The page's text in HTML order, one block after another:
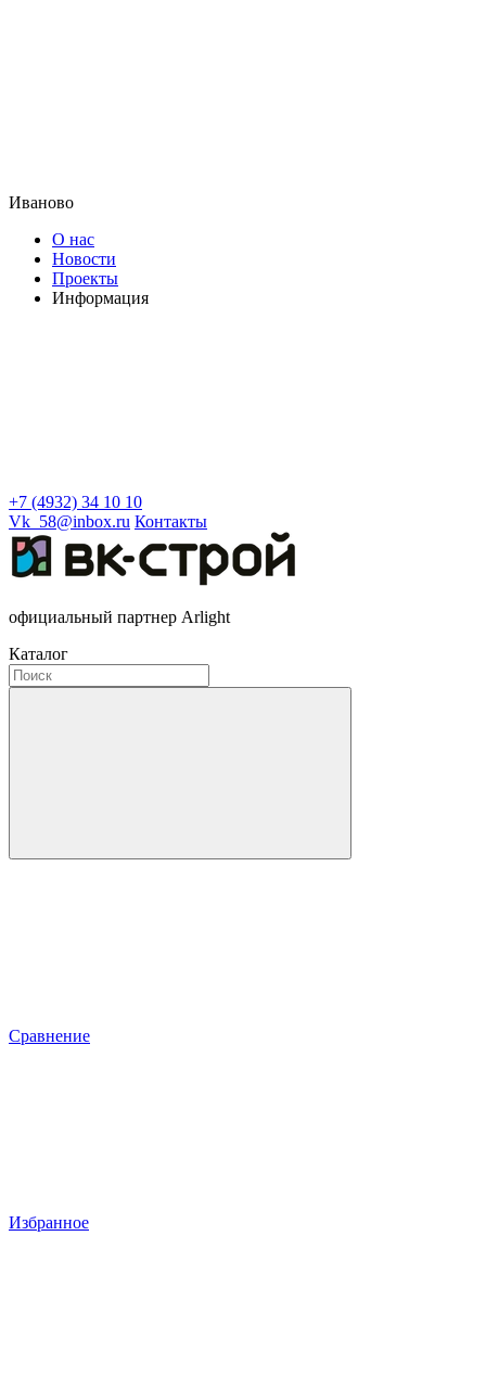
Иваново
О нас
Новости
Проекты
Информация
+7 (4932) 34 10 10
Vk_58@inbox.ru Контакты
официальный партнер Arlight
Каталог
Сравнение
Избранное